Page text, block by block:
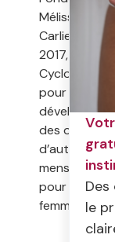
Mélissa
Carlier en
2017,
Cyclointima a
pour but de
développer
des outils
d’autonomie
menstruelle
pour les
femmes.le